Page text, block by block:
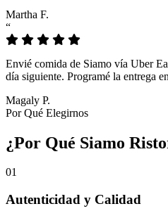
Martha F.
“
Envié comida de Siamo vía Uber
día siguiente. Programé la entrega
Magaly P.
Por Qué Elegirnos
¿Por Qué Siamo
01
Autenticidad y Calidad